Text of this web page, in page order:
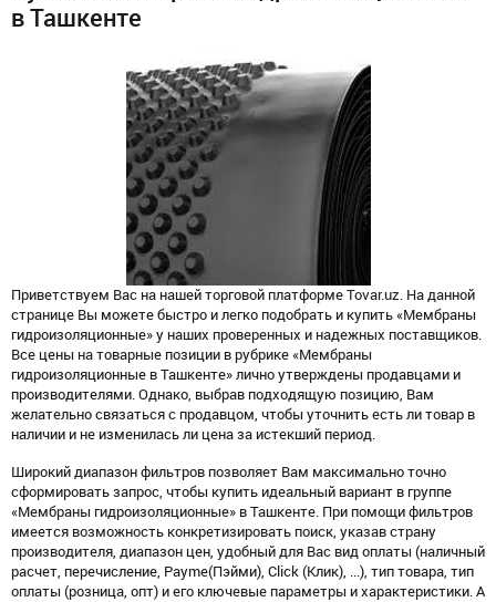
в Ташкенте
Приветствуем Вас на нашей торговой платформе Tovar.uz. На данной
странице Вы можете быстро и легко подобрать и купить «Мембраны
гидроизоляционные» у наших проверенных и надежных поставщиков.
Все цены на товарные позиции в рубрике «Мембраны
гидроизоляционные в Ташкенте» лично утверждены продавцами и
производителями. Однако, выбрав подходящую позицию, Вам
желательно связаться с продавцом, чтобы уточнить есть ли товар в
наличии и не изменилась ли цена за истекший период.
Широкий диапазон фильтров позволяет Вам максимально точно
сформировать запрос, чтобы купить идеальный вариант в группе
«Мембраны гидроизоляционные» в Ташкенте. При помощи фильтров
имеется возможность конкретизировать поиск, указав страну
производителя, диапазон цен, удобный для Вас вид оплаты (наличный
расчет, перечисление, Payme(Пэйми), Click (Клик), ...), тип товара, тип
оплаты (розница, опт) и его ключевые параметры и характеристики. А